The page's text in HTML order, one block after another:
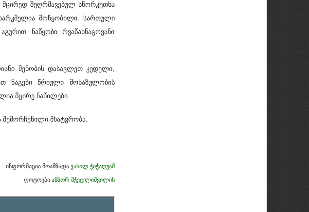
შეღრმავებულ სწორკუთხა
მოწყობილი. სართული
ნაწყობი რვაწახნაგოვანი
შენობის დასავლეთ კედელი,
ნაგები წრიული მოხაზულობის
მცირე ნაწილები.
მხატვრობა.
ინფორმაცია მოამზადა ვასილ ჭიჭაღუამ
ფოტოები ანზორ მჭედლიშვილის